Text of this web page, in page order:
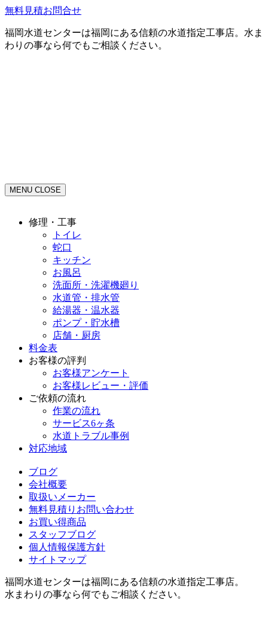
無料見積お問合せ
福岡水道センターは福岡にある信頼の水道指定工事店。水ま
わりの事なら何でもご相談ください。
MENU CLOSE
修理・工事
トイレ
蛇口
キッチン
お風呂
洗面所・洗濯機廻り
水道管・排水管
給湯器・温水器
ポンプ・貯水槽
店舗・厨房
料金表
お客様の評判
お客様アンケート
お客様レビュー・評価
ご依頼の流れ
作業の流れ
サービス6ヶ条
水道トラブル事例
対応地域
ブログ
会社概要
取扱いメーカー
無料見積りお問い合わせ
お買い得商品
スタッフブログ
個人情報保護方針
サイトマップ
福岡水道センターは福岡にある信頼の水道指定工事店。
水まわりの事なら何でもご相談ください。